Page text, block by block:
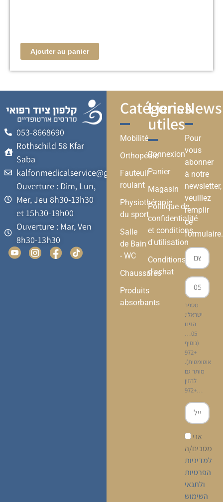
Ajouter au panier
053-8668690
Rothschild 58 Kfar
Saba
kalfonmedicalservice@gmail.com
Ouverture : Dim, Lun,
Mer, Jeu 8h30-13h30
et 15h30-19h00
Ouverture : Mar, Ven
8h30-13h30
Catégories
Mobilité
Orthopédie
Fauteuil
roulant
Physiothérapie
du sport
Salle
de Bain
- WC
Chaussures
Produits
absorbants
Liens
utiles
Connexion
Panier
Magasin
Politique de
confidentialité
et conditions
d'utilisation
Conditions
d'achat
Pour
vous
abonner
à notre
newsletter,
veuillez
remplir
ce
formulaire.
מספר
ישראלי:
הזינו
05…
(נוסיף
+972
אוטומטית).
מותר גם
להזין
+972…
אני
מסכים/ה
למדיניות
הפרטיות
ולתנאי
השימוש